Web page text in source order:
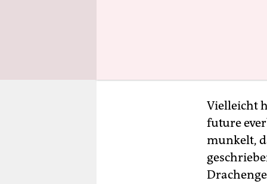
und
Vielleicht
future
munkelt,